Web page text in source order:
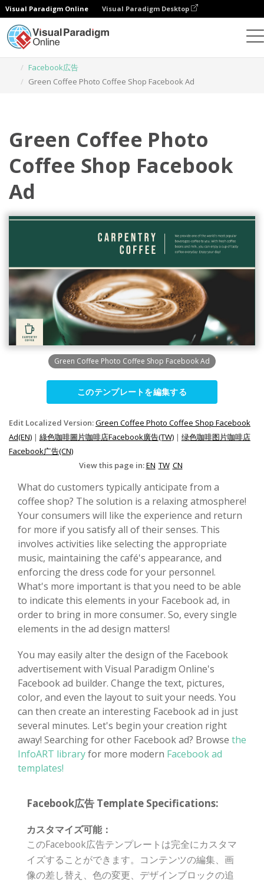
Visual Paradigm Online Visual Paradigm Desktop
Facebook広告
Green Coffee Photo Coffee Shop Facebook Ad
Green Coffee Photo
Coffee Shop Facebook
Ad
Green Coffee Photo Coffee Shop Facebook Ad
このテンプレートを編集する
Edit Localized Version:Green Coffee Photo Coffee Shop Facebook
Ad(EN) | 綠色咖啡圖片咖啡店Facebook廣告(TW) | 绿色咖啡图片咖啡店
Facebook广告(CN)
View this page in:EN TW CN
What do customers typically anticipate from a
coffee shop? The solution is a relaxing atmosphere!
Your consumers will like the experience and return
for more if you satisfy all of their senses. This
involves activities like selecting the appropriate
music, maintaining the café's appearance, and
enforcing the dress code for your personnel.
What's more important is that you need to be able
to indicate this elements in your Facebook ad, in
order to bring in more consumer. So, every single
elements in the ad design matters!
You may easily alter the design of the Facebook
advertisement with Visual Paradigm Online's
Facebook ad builder. Change the text, pictures,
color, and even the layout to suit your needs. You
can then create an interesting Facebook ad in just
several minutes. Let's begin your creation right
away! Searching for other Facebook ad? Browse the
InfoART libraryfor more modern Facebook ad
templates!
Facebook広告 Template Specifications:
カスタマイズ可能：
このFacebook広告テンプレートは完全にカスタマ
イズすることができます。コンテンツの編集、画
像の差し替え、色の変更、デザインブロックの追